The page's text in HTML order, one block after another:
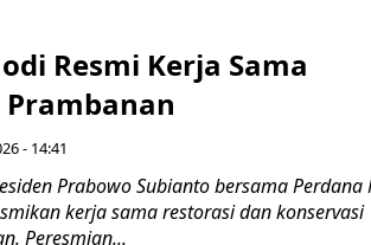
Resmi Kerja Sama
Prambanan
- 14:41
Prabowo Subianto bersama
kerja sama restorasi dan konservasi
Peresmian...